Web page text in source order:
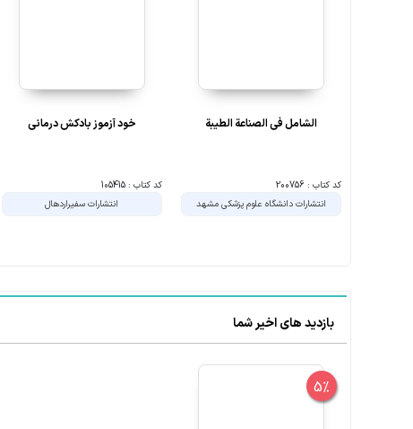
الشامل فی الصناعة الطیبة
کد کتاب : 200756
انتشارات دانشگاه علوم پزشکی مشهد
خود آزموز بادکش درمانی
کد کتاب : 105415
انتشارات سفیراردهال
بازدید های اخیر شما
5%